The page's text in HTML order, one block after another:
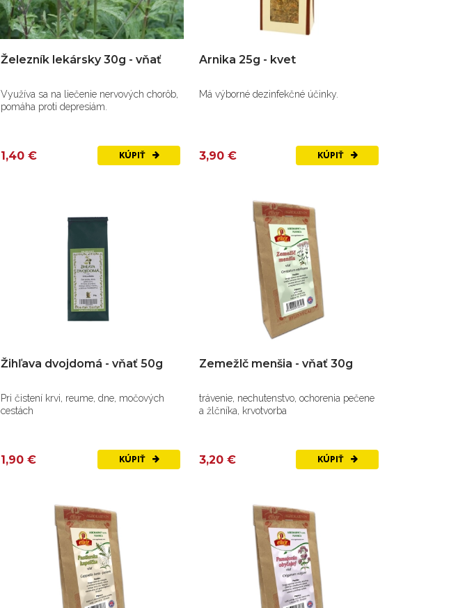
Železník lekársky 30g - vňať
Využíva sa na liečenie nervových chorôb,
pomáha proti depresiám.
1,40 € KÚPIŤ
Arnika 25g - kvet
Má výborné dezinfekčné účinky.
3,90 € KÚPIŤ
Žihľava dvojdomá - vňať 50g
Pri čistení krvi, reume, dne, močových
cestách
1,90 € KÚPIŤ
Zemežlč menšia - vňať 30g
trávenie, nechutenstvo, ochorenia pečene
a žlčníka, krvotvorba
3,20 € KÚPIŤ